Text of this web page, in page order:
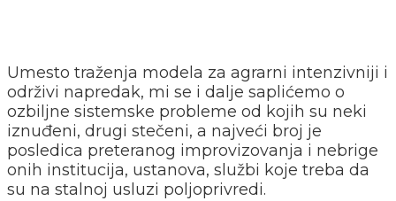
Umesto traženja modela za agrarni intenzivniji i
održivi napredak, mi se i dalje saplićemo o
ozbiljne sistemske probleme od kojih su neki
iznuđeni, drugi stečeni, a najveći broj je
posledica preteranog improvizovanja i nebrige
onih institucija, ustanova, službi koje treba da
su na stalnoj usluzi poljoprivredi.